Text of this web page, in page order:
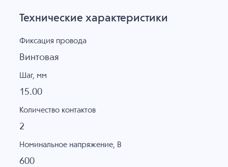
Технические характеристики
Фиксация провода
Винтовая
Шаг, мм
15.00
Количество контактов
2
Номинальное напряжение, B
600